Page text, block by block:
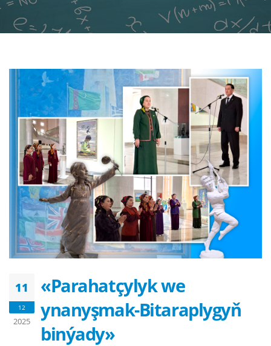
11
12
2025
«Parahatçylyk we
ynanyşmak-Bitaraplygyň
binýady»